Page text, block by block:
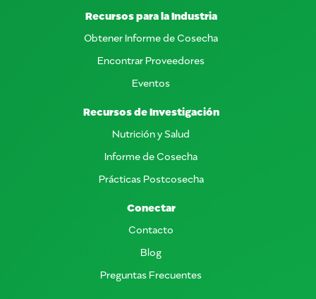
Recursos para la Industria
Obtener Informe de Cosecha
Encontrar Proveedores
Eventos
Recursos de Investigación
Nutrición y Salud
Informe de Cosecha
Prácticas Postcosecha
Conectar
Contacto
Blog
Preguntas Frecuentes